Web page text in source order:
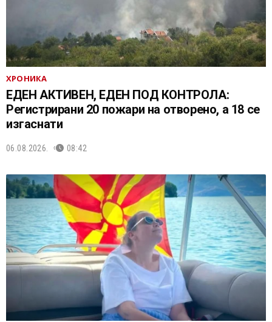
ХРОНИКА
ЕДЕН АКТИВЕН, ЕДЕН ПОД КОНТРОЛА:
Регистрирани 20 пожари на отворено, a 18 се
изгаснати
06.08.2026. 08:42